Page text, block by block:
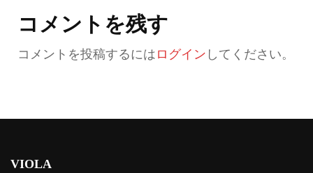
コメントを残す
コメントを投稿するには ログイン してください。
VIOLA